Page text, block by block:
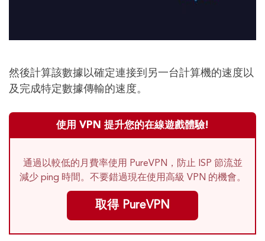
然後計算該數據以確定連接到另一台計算機的速度以
及完成特定數據傳輸的速度。
使用 VPN 提升您的在線遊戲體驗!
通過以較低的月費率使用 PureVPN，防止 ISP 節流並
減少 ping 時間。不要錯過現在使用高級 VPN 的機會。
取得 PureVPN